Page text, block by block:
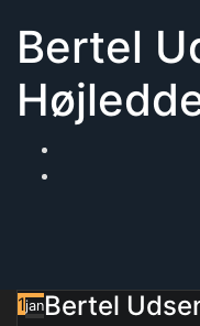
Bertel
1janBertel